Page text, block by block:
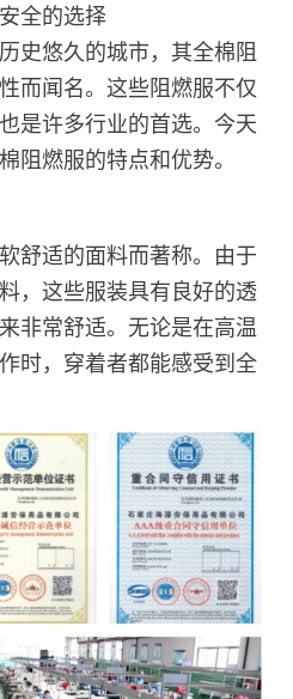
全的选择
史悠久的城市，其全棉阻
而闻名。这些阻燃服不仅
是许多行业的首选。今天
阻燃服的特点和优势。
舒适的面料而著称。由于
，这些服装具有良好的透
非常舒适。无论是在高温
时，穿着者都能感受到全